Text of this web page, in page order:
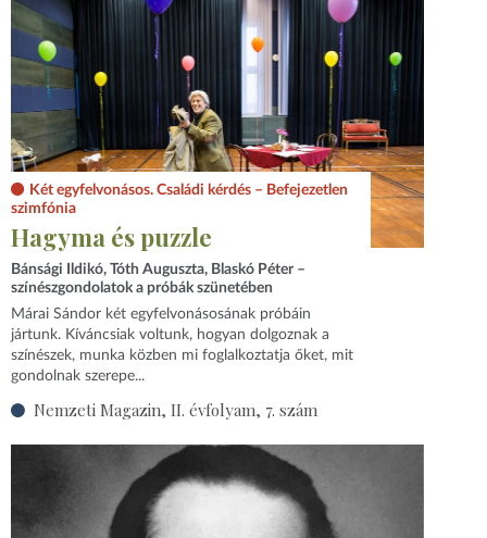
Két egyfelvonásos. Családi kérdés – Befejezetlen
szimfónia
Hagyma és puzzle
Bánsági Ildikó, Tóth Auguszta, Blaskó Péter –
színészgondolatok a próbák szünetében
Márai Sándor két egyfelvonásosának próbáin
jártunk. Kíváncsiak voltunk, hogyan dolgoznak a
színészek, munka közben mi foglalkoztatja őket, mit
gondolnak szerepe...
Nemzeti Magazin, II. évfolyam, 7. szám